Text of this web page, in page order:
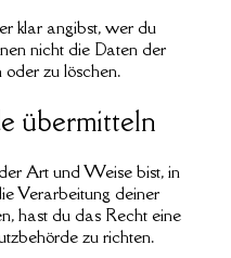
klar angibst, wer du
nicht die Daten der
zu löschen.
übermitteln
Art und Weise bist, in
Verarbeitung deiner
hast du das Recht eine
zu richten.